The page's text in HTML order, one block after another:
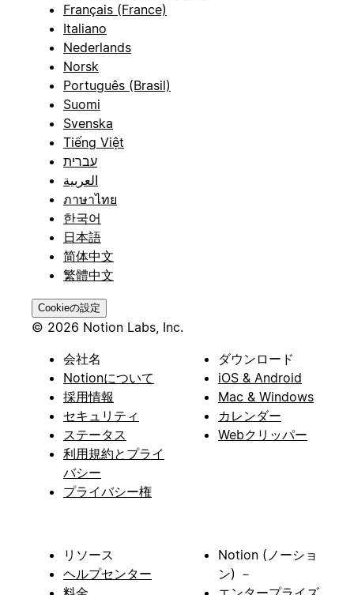
Français (France)
Italiano
Nederlands
Norsk
Português (Brasil)
Suomi
Svenska
Tiếng Việt
עברית
العربية
ภาษาไทย
한국어
日本語
简体中文
繁體中文
Cookieの設定
© 2026 Notion Labs, Inc.
会社名
Notionについて
採用情報
セキュリティ
ステータス
利用規約とプライ
バシー
プライバシー権
ダウンロード
iOS & Android
Mac & Windows
カレンダー
Webクリッパー
リソース
ヘルプセンター
Notion (ノーショ
ン) －